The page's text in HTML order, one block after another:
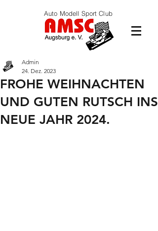
Auto Modell Sport Club
FROHE WEIHNACHTEN
UND GUTEN RUTSCH INS
NEUE JAHR 2024.
Admin
24. Dez. 2023